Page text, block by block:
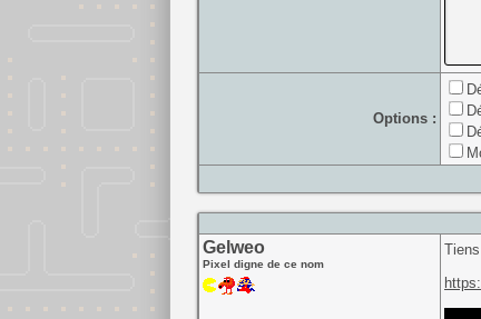
Options :
Gelweo
Pixel digne de ce nom